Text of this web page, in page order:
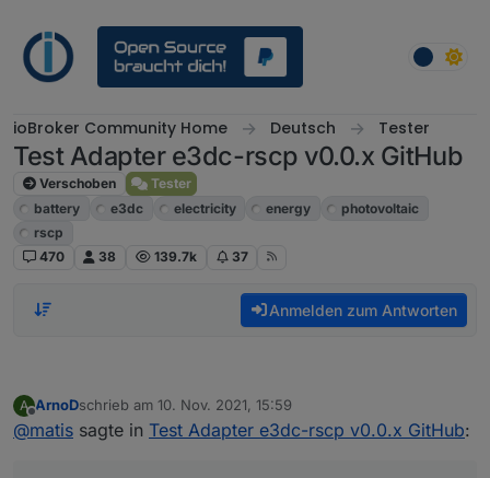
ioBroker Community Home Deutsch Tester
Test Adapter e3dc-rscp v0.0.x GitHub
Verschoben
Tester
battery
e3dc electricity energy
photovoltaic
rscp
470
38 139.7k 37
Anmelden zum Antworten
A
Offline
ArnoDschrieb am 10. Nov. 2021, 15:59
zuletzt editiert von
@matis sagte in Test Adapter e3dc-rscp v0.0.x GitHub: